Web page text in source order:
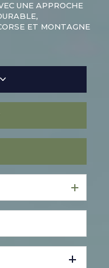
UNE APPROCHE
ET MONTAGNE